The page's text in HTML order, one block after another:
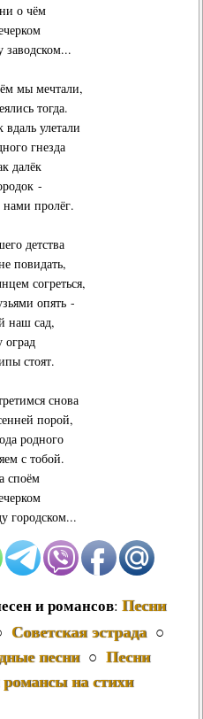
о чём
заводском...
мы мечтали,
тогда.
улетали
гнезда
далёк
-
пролёг.
детства
повидать,
согреться,
опять -
наш сад,
оград
стоят.
снова
порой,
родного
с тобой.
споём
городском...
и романсов: Песни
Советская эстрада○
песни○ Песни
на стихи